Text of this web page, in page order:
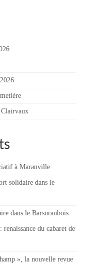
Clairvaux
à Maranville
solidaire dans le
dans le Barsuraubois
du cabaret de
», la nouvelle revue